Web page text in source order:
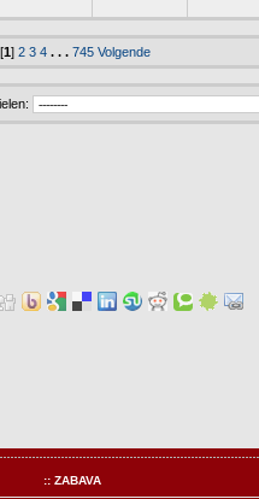
1] 2 3 4 . . . 745 Volgende
:: ZABAVA